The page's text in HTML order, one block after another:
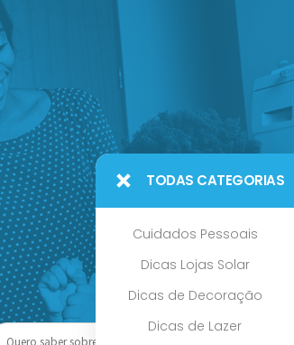
TODAS CATEGORIAS
Cuidados Pessoais
Dicas Lojas Solar
Dicas de Decoração
Dicas de Lazer